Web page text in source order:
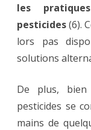
les
pesticides(6).
lors pas
solutions
De plus,
pesticides se
mains de